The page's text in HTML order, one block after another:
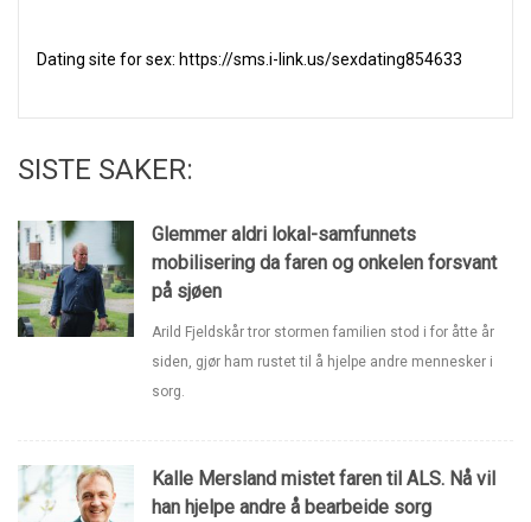
Dаting site fоr sex: https://sms.i-link.us/sexdating854633
SISTE SAKER:
Glemmer aldri lokal-samfunnets
mobilisering da faren og onkelen forsvant
på sjøen
Arild Fjeldskår tror stormen familien stod i for åtte år
siden, gjør ham rustet til å hjelpe andre mennesker i
sorg.
Kalle Mersland mistet faren til ALS. Nå vil
han hjelpe andre å bearbeide sorg